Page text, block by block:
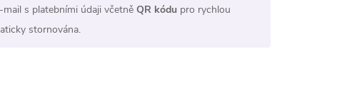
s platebními údaji včetně QR kódu pro rychlou
stornována.